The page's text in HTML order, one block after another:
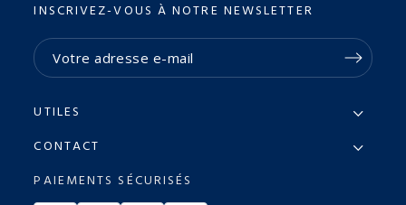
INSCRIVEZ-VOUS À NOTRE NEWSLETTER
UTILES
CONTACT
PAIEMENTS SÉCURISÉS